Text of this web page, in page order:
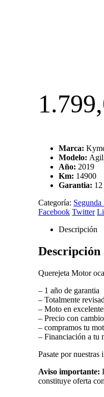
Marca:
Modelo:
Año: 2019
Km: 14900
Garantia:
Categoría:
Facebook Twitter
Descripción
Descripción
Querejeta Motor
– 1 año de garantia
– Totalmente
– Moto en
– Precio con
– compramos tu
– Financiación a tu
Pasate por
Aviso importante:
constituye oferta